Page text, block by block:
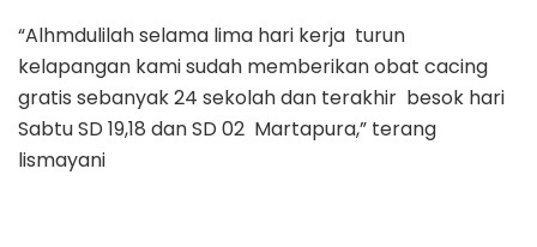
“Alhmdulilah selama lima hari kerja turun
kelapangan kami sudah memberikan obat cacing
gratis sebanyak 24 sekolah dan terakhir besok hari
Sabtu SD 19,18 dan SD 02 Martapura,” terang
lismayani